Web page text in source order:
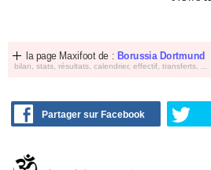
la page Maxifoot de : Borussia Dortmund
bilan, stats, résultats, calendrier, effectif, transferts, ...
Partager sur Facebook